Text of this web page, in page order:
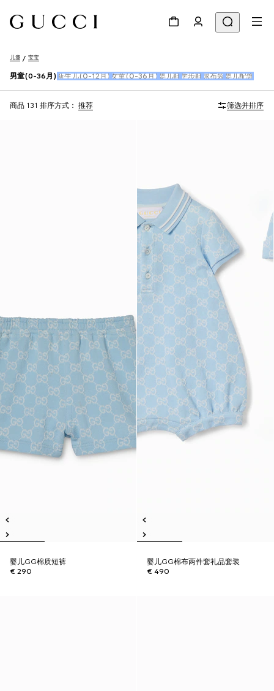
儿童 宝宝
男童(0-36月) 新生儿(0-12月) 女童(0-36月) 婴儿鞋 学步鞋 尿布袋 婴儿配饰
商品 131 排序方式： 推荐 筛选并排序
婴儿GG棉质短裤
€ 290
婴儿GG棉布两件套礼品套装
€ 490